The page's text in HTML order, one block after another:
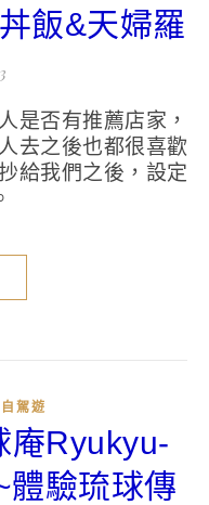
飯&天婦羅
去之後也都很喜歡
給我們之後，設定
駕遊
庵Ryukyu-
體驗琉球傳